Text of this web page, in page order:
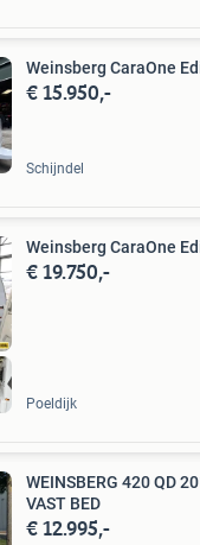
Weinsberg CaraOne
€ 15.950,-
Schijndel
Weinsberg CaraOne
€ 19.750,-
Poeldijk
WEINSBERG 420 QD
VAST BED
€ 12.995,-